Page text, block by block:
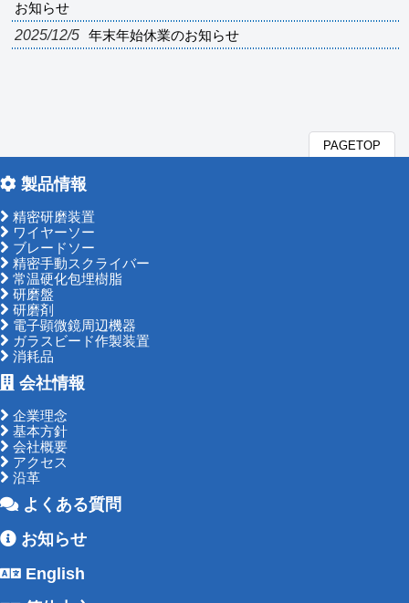
お知らせ
2025/12/5 年末年始休業のお知らせ
PAGETOP
製品情報
精密研磨装置
ワイヤーソー
ブレードソー
精密手動スクライバー
常温硬化包埋樹脂
研磨盤
研磨剤
電子顕微鏡周辺機器
ガラスビード作製装置
消耗品
会社情報
企業理念
基本方針
会社概要
アクセス
沿革
よくある質問
お知らせ
English